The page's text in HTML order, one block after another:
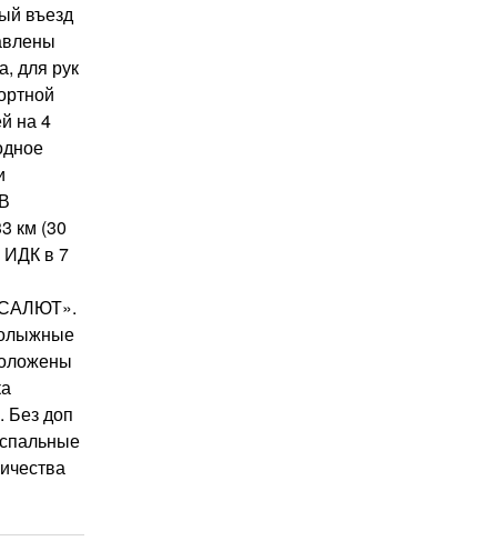
въезд
для рук
на 4
км (30
ИДК в 7
Без доп